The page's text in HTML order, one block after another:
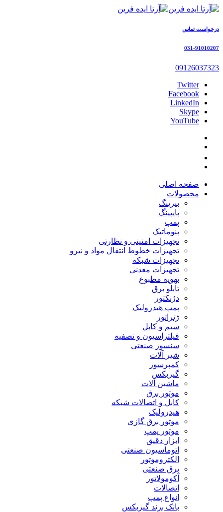
درخواست تماس
031-91010207
09126037323
Twitter
Facebook
LinkedIn
Skype
YouTube
صفحه اصلی
محصولات
بیرینگ
پایپینگ
پمپ
پنوماتیک
تجهیزات امنیتی و نظارتی
تجهیزات خطوط انتقال مواد و نیرو
تجهیزات شبکه
تجهیزات معدنی
تهویه مطبوع
تابلو برق
دژنکتور
پمپ هیدرولیک
ژنراتور
سیم و کابل
فیلتراسیون و تصفیه
سنسور صنعتی
شیر آلات
کمپرسور
گیربکس
ماشین آلات
موتور برق
کابل و اتصالات شبکه
هیدرولیک
موتور برق گازی
موتور پمپ
ابزار دقیق
اتوماسیون صنعتی
الکتروموتور
برق صنعتی
آکومولاتور
اتصالات
انواع پمپ
بانک برند گیربکس